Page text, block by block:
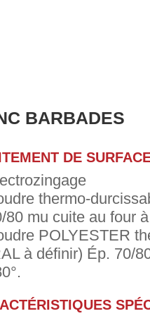
BARBADES
DE
thermo-
80 mu cuite au four
POLYESTER
à définir) Ép. 70/